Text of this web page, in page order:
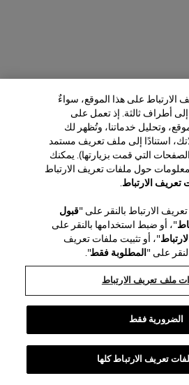
على هذا الموقع، سواءٌ
إلى أطراف ثالثة. إذ تعمل على
وتحليل خدماتنا، وتُظهر لك
استنادًا إلى ملف تعريف مستمد
التي قمت بزيارتها). يمكنك
حول ملفات تعريف الارتباط
الارتباط.
الارتباط بالنقر على "قبول
"، أو ضبط استخدامها بالنقر على
"، أو تثبيت ملفات تعريف
على " المطلوبة فقط".
ملف تعريف الارتباط
الضرورية فقط
تعريف الارتباط كلها